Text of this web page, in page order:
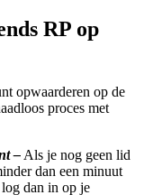
RP op
opwaarderen op de
proces met
– Als je nog geen lid
dan een minuut
dan in op je